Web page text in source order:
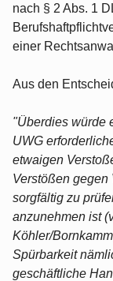
nach § 2 Abs. 1
einer
Aus den
"Überdies würde
UWG
etwaigen
Verstößen gegen
sorgfältig zu
anzunehmen ist
Köhler/
Spürbarkeit
geschäftliche